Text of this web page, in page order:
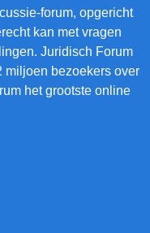
forum, opgericht
kan met vragen
Juridisch Forum
miljoen bezoekers over
het grootste online